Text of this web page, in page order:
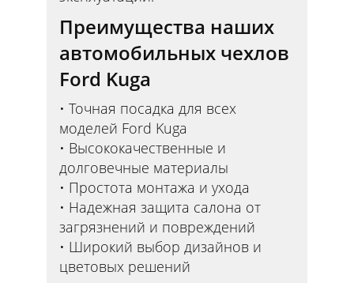
Преимущества наших
автомобильных чехлов
Ford Kuga
Точная посадка для всех
моделей Ford Kuga
Высококачественные и
долговечные материалы
Простота монтажа и ухода
Надежная защита салона от
загрязнений и повреждений
Широкий выбор дизайнов и
цветовых решений